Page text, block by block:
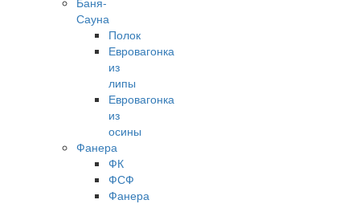
Сауна
Полок
Евровагонка
из
липы
Евровагонка
из
осины
Фанера
ФК
ФСФ
Фанера